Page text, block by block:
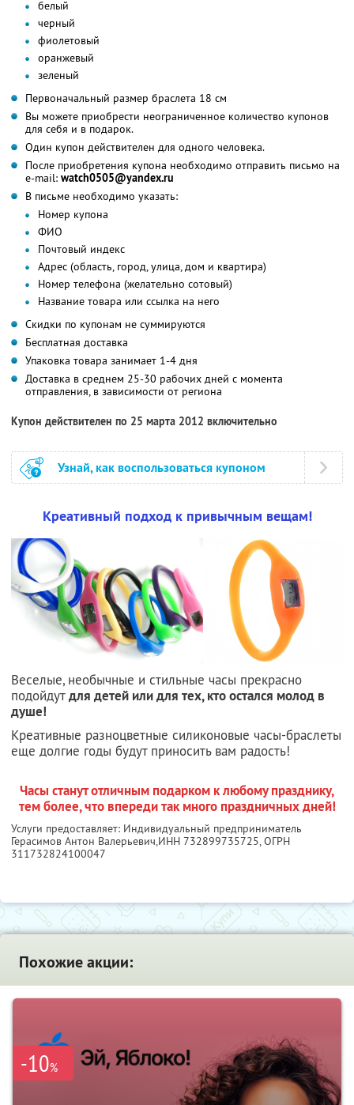
белый
черный
фиолетовый
оранжевый
зеленый
Первоначальный размер браслета 18 см
Вы можете приобрести неограниченное количество купонов
для себя и в подарок.
Один купон действителен для одного человека.
После приобретения купона необходимо отправить письмо на
e-mail: watch0505@yandex.ru
В письме необходимо указать:
Номер купона
ФИО
Почтовый индекс
Адрес (область, город, улица, дом и квартира)
Номер телефона (желательно сотовый)
Название товара или ссылка на него
Скидки по купонам не суммируются
Бесплатная доставка
Упаковка товара занимает 1-4 дня
Доставка в среднем 25-30 рабочих дней с момента
отправления, в зависимости от региона
Купон действителен по 25 марта 2012 включительно
Узнай, как воспользоваться купоном
Креативный подход к привычным вещам!
Веселые, необычные и стильные часы прекрасно
подойдутдля детей или для тех, кто остался молод в
душе!
Креативные разноцветные силиконовые часы-браслеты
еще долгие годы будут приносить вам радость!
Часы станут отличным подарком к любому празднику,
тем более, что впереди так много праздничных дней!
Услуги предоставляет: Индивидуальный предприниматель
Герасимов Антон Валерьевич,ИНН 732899735725, ОГРН
311732824100047
Похожие акции:
-10%